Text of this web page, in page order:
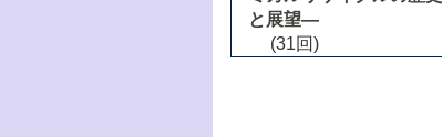
と展望―
(31回)